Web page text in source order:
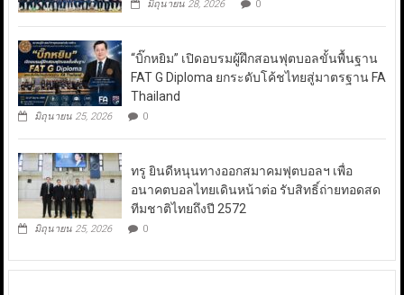
มิถุนายน 28, 2026 0
“บิ๊กหยิม” เปิดอบรมผู้ฝึกสอนฟุตบอลขั้นพื้นฐาน
FAT G Diploma ยกระดับโค้ชไทยสู่มาตรฐาน FA
Thailand
มิถุนายน 25, 2026 0
ทรู ยินดีหนุนทางออกสมาคมฟุตบอลฯ เพื่อ
อนาคตบอลไทยเดินหน้าต่อ รับสิทธิ์ถ่ายทอดสด
ทีมชาติไทยถึงปี 2572
มิถุนายน 25, 2026 0